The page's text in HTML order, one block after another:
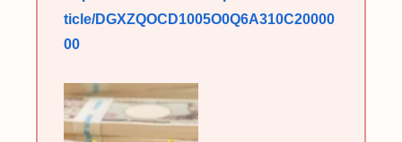
ticle/DGXZQOCD1005O0Q6A310C20000
00